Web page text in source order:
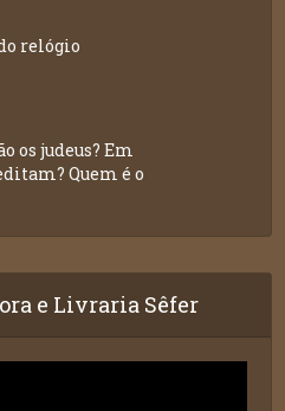
relógio
os judeus? Em
Quem é o
e Livraria Sêfer